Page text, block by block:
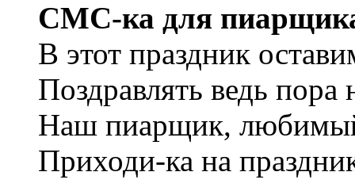
СМС-ка для
В этот праздник
Поздравлять ведь пора
Наш пиарщик,
Приходи-ка на